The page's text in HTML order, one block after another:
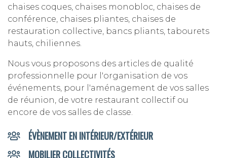
chaises coques, chaises monobloc, chaises de
conférence, chaises pliantes, chaises de
restauration collective, bancs pliants, tabourets
hauts, chiliennes.
Nous vous proposons des articles de qualité
professionnelle pour l'organisation de vos
événements, pour l'aménagement de vos salles
de réunion, de votre restaurant collectif ou
encore de vos salles de classe.
ÉVÈNEMENT EN INTÉRIEUR/EXTÉRIEUR
MOBILIER COLLECTIVITÉS